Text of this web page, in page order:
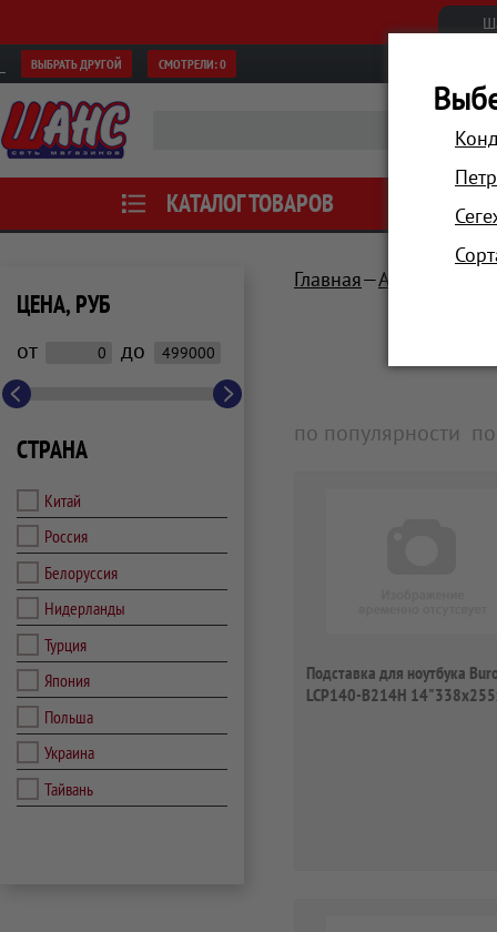
ВЫБРАТЬ ДРУГОЙ СМОТРЕЛИ:0
КАТАЛОГ ТОВАРОВ АКЦИИ
ЦЕНА, РУБ
от до
СТРАНА
Китай
Россия
Белоруссия
Нидерланды
Турция
Япония
Польша
Украина
Тайвань
Главная Аксессуары
по популярности
Подставка для ноутбука
LCP140-B214H